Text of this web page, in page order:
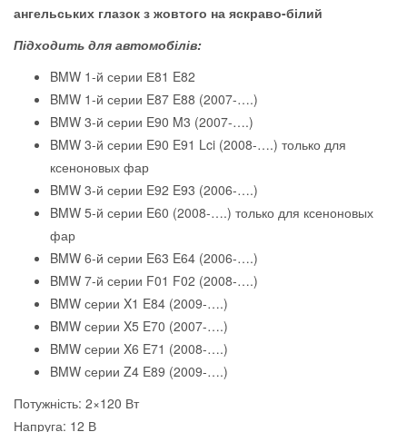
ангельських глазок з жовтого на яскраво-білий
Підходить для автомобілів:
BMW 1-й серии Е81 E82
BMW 1-й серии E87 E88 (2007-….)
BMW 3-й серии E90 M3 (2007-….)
BMW 3-й серии E90 E91 Lci (2008-….) только для
ксеноновых фар
BMW 3-й серии E92 E93 (2006-….)
BMW 5-й серии E60 (2008-….) только для ксеноновых
фар
BMW 6-й серии E63 E64 (2006-….)
BMW 7-й серии F01 F02 (2008-….)
BMW серии X1 E84 (2009-….)
BMW серии X5 E70 (2007-….)
BMW серии X6 E71 (2008-….)
BMW серии Z4 E89 (2009-….)
Потужність: 2×120 Вт
Напруга: 12 В